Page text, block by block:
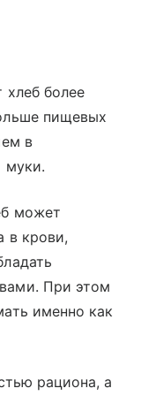
хлеб более
пищевых
в
муки.
может
в крови,
При этом
именно как
рациона, а